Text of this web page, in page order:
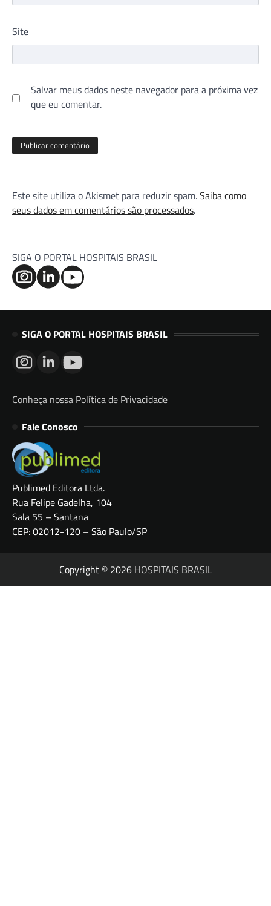
Site
Salvar meus dados neste navegador para a próxima vez
que eu comentar.
Este site utiliza o Akismet para reduzir spam.Saiba como
seus dados em comentários são processados.
SIGA O PORTAL HOSPITAIS BRASIL
SIGA O PORTAL HOSPITAIS BRASIL
Conheça nossa Política de Privacidade
Fale Conosco
Publimed Editora Ltda.
Rua Felipe Gadelha, 104
Sala 55 – Santana
CEP: 02012-120 – São Paulo/SP
Copyright © 2026 HOSPITAIS BRASIL